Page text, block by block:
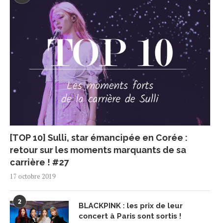
[TOP 10] Sulli, star émancipée en Corée :
retour sur les moments marquants de sa
carrière ! #27
17 octobre 2019
2
BLACKPINK : les prix de leur
concert à Paris sont sortis !